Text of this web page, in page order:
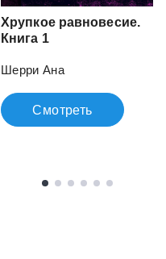
Хрупкое равновесие.
Книга 1
Шерри Ана
Смотреть